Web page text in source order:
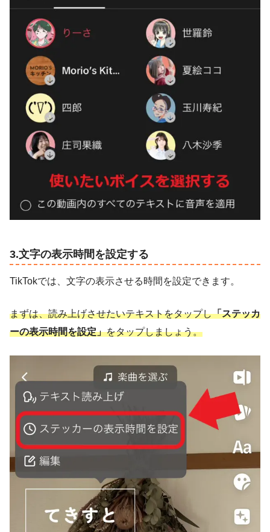
3.文字の表示時間を設定する
TikTokでは、文字の表示させる時間を設定できます。
まずは、読み上げさせたいテキストをタップし「ステッカ
ーの表示時間を設定」をタップしましょう。